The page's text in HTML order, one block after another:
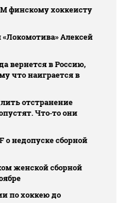
финскому хоккеисту
Алексей
вернется в Россию,
что наиграется в
отстранение
Что‑то они
о недопуске сборной
женской сборной
по хоккею до